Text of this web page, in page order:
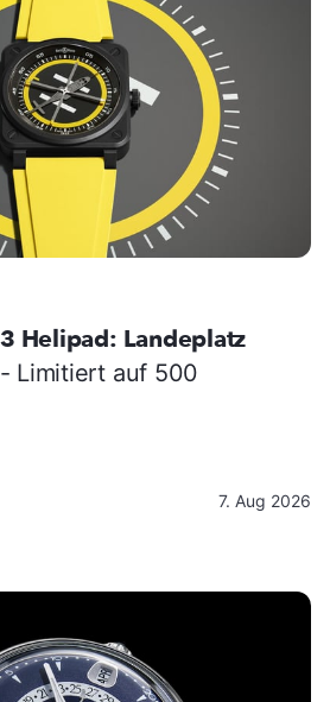
Helipad: Landeplatz
- Limitiert auf 500
7. Aug 2026